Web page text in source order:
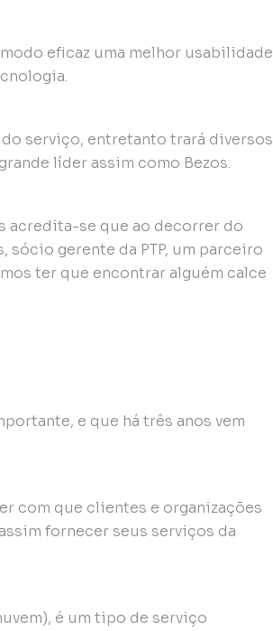
eficaz uma melhor usabilidade
serviço, entretanto trará diversos
líder assim como Bezos.
acredita-se que ao decorrer do
sócio gerente da PTP, um parceiro
ter que encontrar alguém calce
e que há três anos vem
com que clientes e organizações
fornecer seus serviços da
é um tipo de serviço